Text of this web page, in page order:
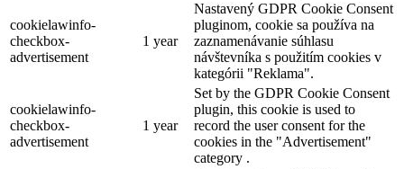
cookielawinfo-
checkbox-
advertisement
1 year
Nastavený GDPR Cookie Consent
pluginom, cookie sa používa na
zaznamenávanie súhlasu
návštevníka s použitím cookies v
kategórii "Reklama".
cookielawinfo-
checkbox-
advertisement
1 year
Set by the GDPR Cookie Consent
plugin, this cookie is used to
record the user consent for the
cookies in the "Advertisement"
category .